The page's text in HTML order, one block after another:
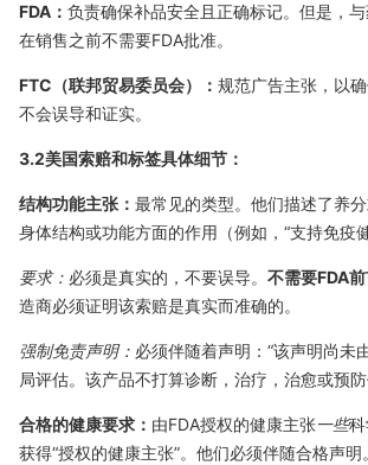
FDA： 负责确保补品安全且正确标记。但是，
在销售之前不需要FDA批准。
FTC（联邦贸易委员会）： 规范广告主张，以
不会误导和证实。
3.2美国索赔和标签具体细节：
结构功能主张： 最常见的类型。他们描述了养
身体结构或功能方面的作用（例如，“支持免疫健
要求： 必须是真实的，不要误导。 不需要FDA
造商必须证明该索赔是真实而准确的。
强制免责声明： 必须伴随着声明：“该声明尚未
局评估。该产品不打算诊断，治疗，治愈或预
合格的健康要求： 由FDA授权的健康主张一些
获得“授权的健康主张”。他们必须伴随合格声明